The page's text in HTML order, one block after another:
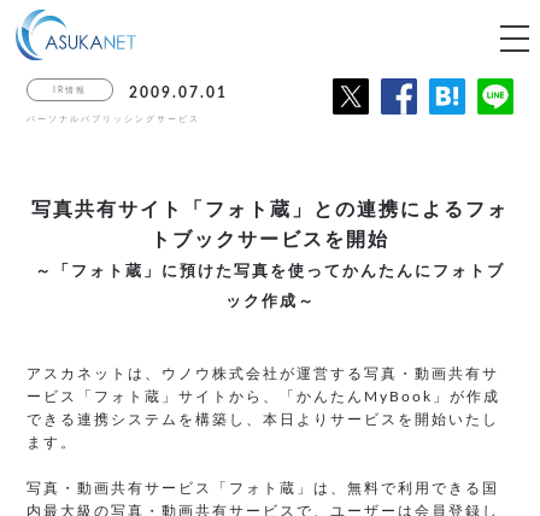
IR情報 2009.07.01
パーソナルパブリッシングサービス
写真共有サイト「フォト蔵」との連携による フォ
トブックサービスを開始
～「フォト蔵」に預けた写真を使ってかんたんにフォトブ
ック作成～
アスカネットは、ウノウ株式会社が運営する写真・動画共有サ
ービス「フォト蔵」サイトから、「かんたんMyBook」が作成
できる連携システムを構築し、本日よりサービスを開始いたし
ます。
写真・動画共有サービス「フォト蔵」は、無料で利用できる国
内最大級の写真・動画共有サービスで、ユーザーは会員登録し